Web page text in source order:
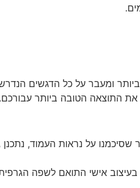
ומעבר על כל הדגשים
על נראות העמוד, נתכנן
אישי התואם לשפה